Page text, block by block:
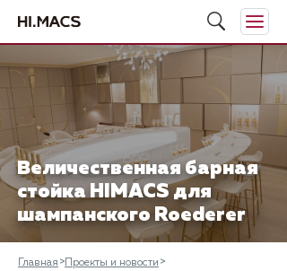
​Величественная барная
стойка HIMACS для
шампанского Roederer
Главная
Проекты и новости